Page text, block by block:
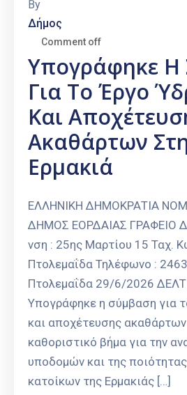
By
Δήμος
Comment off
Υπογράφηκε Η
Για Το Έργο
Και
Ακαθάρτων
Ερμακιά
ΕΛΛΗΝΙΚΗ ΔΗΜΟΚΡΑΤΙΑ
ΔΗΜΟΣ ΕΟΡΔΑΙΑΣ ΓΡΑΦΕΙΟ
νση : 25ης Μαρτίου 15 Ταχ.
Πτολεμαΐδα Τηλέφωνο :
Πτολεμαΐδα 29/6/2026
Υπογράφηκε η σύμβαση για
και αποχέτευσης
καθοριστικό βήμα για την
υποδομών και της
κατοίκων της Ερμακιάς […]